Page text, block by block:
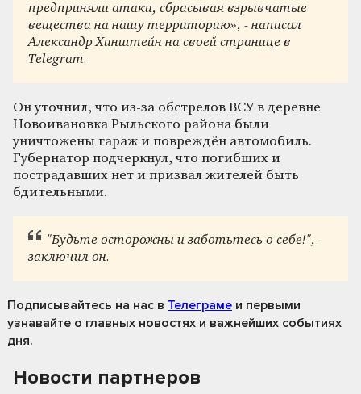
предприняли атаки, сбрасывая взрывчатые
вещества на нашу территорию», - написал
Александр Хинштейн на своей странице в
Telegram.
Он уточнил, что из-за обстрелов ВСУ в деревне
Новоивановка Рыльского района были
уничтожены гараж и повреждён автомобиль.
Губернатор подчеркнул, что погибших и
пострадавших нет и призвал жителей быть
бдительными.
"Будьте осторожны и заботьтесь о себе!", -
заключил он.
Подписывайтесь на нас в Телеграме и первыми
узнавайте о главных новостях и важнейших событиях
дня.
Новости партнеров